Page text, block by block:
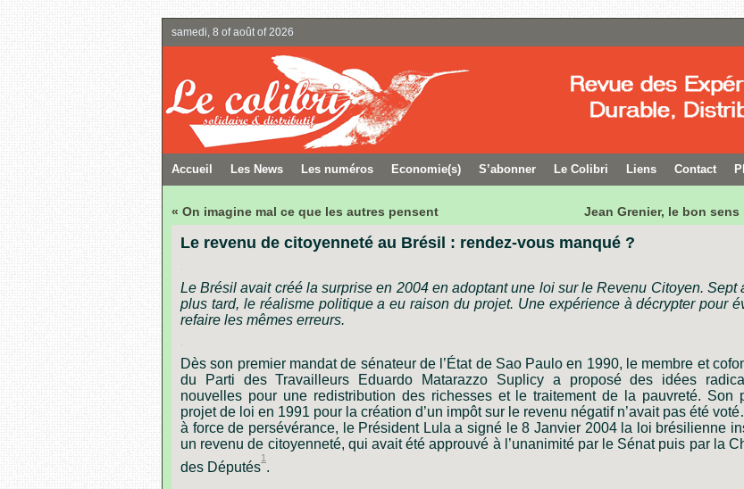
samedi, 8 of août of 2026
Accueil Les News Les numéros Economie(s) S’abonner Le Colibri Liens Contact
« On imagine mal ce que les autres pensent Jean Grenier, le bon sens
Le revenu de citoyenneté au Brésil : rendez-vous manqué ?
Le Brésil avait créé la surprise en 2004 en adoptant une loi sur le Revenu Citoyen. Sept
plus tard, le réalisme politique a eu raison du projet. Une expérience à décrypter pour
refaire les mêmes erreurs.
Dès son premier mandat de sénateur de l’État de Sao Paulo en 1990, le membre et
du Parti des Travailleurs Eduardo Matarazzo Suplicy a proposé des idées
nouvelles pour une redistribution des richesses et le traitement de la pauvreté. Son
projet de loi en 1991 pour la création d’un impôt sur le revenu négatif n’avait pas été
à force de persévérance, le Président Lula a signé le 8 Janvier 2004 la loi brésilienne
un revenu de citoyenneté, qui avait été approuvé à l’unanimité par le Sénat puis par la
des Députés
1
.